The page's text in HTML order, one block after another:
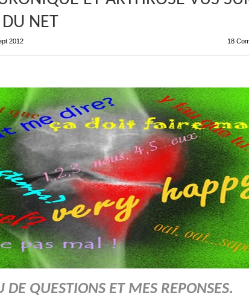
NET
2012 18
DE QUESTIONS ET MES REPONSES.